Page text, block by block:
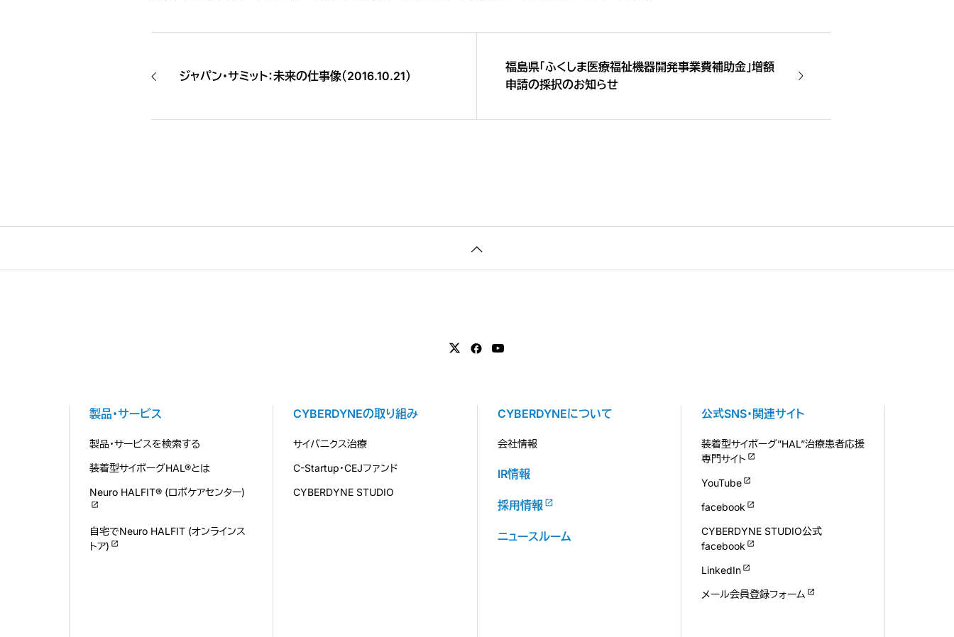
ジャパン・サミット：未来の仕事像（2016.10.21）
福島県「ふくしま医療福祉機器開発事業費補助金」増額
申請の採択のお知らせ
製品・サービス
製品・サービスを検索する
装着型サイボーグHAL®とは
Neuro HALFIT® (ロボケアセンター)
自宅でNeuro HALFIT (オンラインス
トア)
CYBERDYNEの取り組み
サイバニクス治療
C-Startup・CEJファンド
CYBERDYNE STUDIO
CYBERDYNEについて
会社情報
IR情報
採用情報
ニュースルーム
公式SNS・関連サイト
装着型サイボーグ”HAL”治療患者応援
専門サイト
YouTube
facebook
CYBERDYNE STUDIO公式
facebook
LinkedIn
メール会員登録フォーム